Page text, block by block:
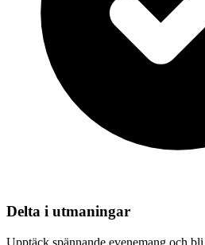
Delta i utmaningar
Upptäck spännande evenemang och